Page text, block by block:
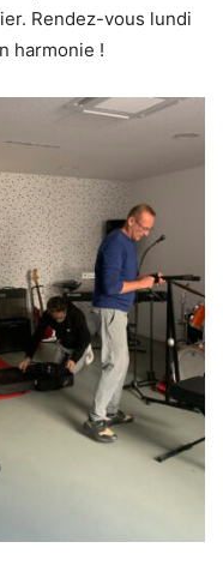
Rendez-vous lundi
harmonie !